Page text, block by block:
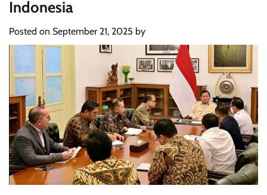
Indonesia
Posted on September 21, 2025 by